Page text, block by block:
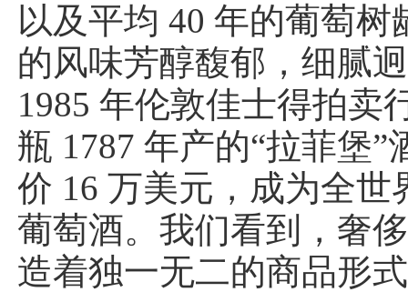
以及平均 40 年的葡萄树
的风味芳醇馥郁，细腻
1985 年伦敦佳士得拍卖
瓶 1787 年产的“拉菲堡”
价 16 万美元，成为全世
葡萄酒。我们看到，奢
造着独一无二的商品形